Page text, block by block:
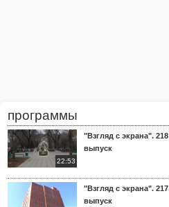
программы
22:53
"Взгляд с экрана". 218
выпуск
"Взгляд с экрана". 217
выпуск